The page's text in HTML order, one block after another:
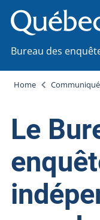
Bureau des
Home
Le